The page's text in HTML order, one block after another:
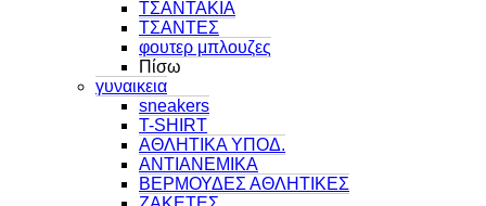
ΤΣΑΝΤΑΚΙΑ
ΤΣΑΝΤΕΣ
φουτερ μπλουζες
Πίσω
γυναικεια
sneakers
T-SHIRT
ΑΘΛΗΤΙΚΑ ΥΠΟΔ.
ΑΝΤΙΑΝΕΜΙΚΑ
ΒΕΡΜΟΥΔΕΣ ΑΘΛΗΤΙΚΕΣ